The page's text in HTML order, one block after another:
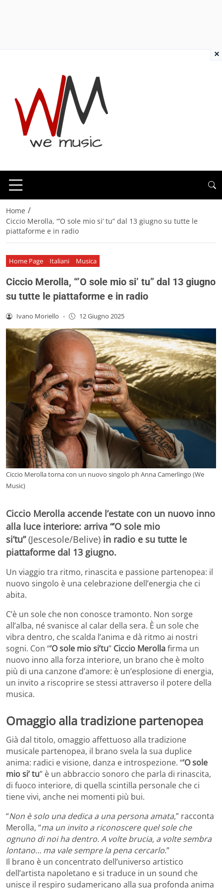
Home /
Ciccio Merolla, “’O sole mio si’ tu” dal 13 giugno su tutte le
piattaforme e in radio
Home Page Italiani Musica
Ciccio Merolla, “’O sole mio si’ tu” dal 13 giugno
su tutte le piattaforme e in radio
Ivano Moriello - 12 Giugno 2025
Ciccio Merolla torna con un nuovo singolo ph Anna Camerlingo (We
Music)
Ciccio Merolla accende l’estate con un nuovo inno
alla luce interiore: arriva “’O sole mio
si’tu”(Jescesole/Belive) in radio e su tutte le
piattaforme dal 13 giugno.
Un viaggio tra ritmo, rinascita e passione partenopea: il
nuovo singolo è una celebrazione dell’energia che ci
abita.
C’è un sole che non conosce tramonto. Non sorge
all’alba, né svanisce al calar della sera. È un sole che
vibra dentro, che scalda l’anima e dà ritmo ai nostri
sogni. Con “’O sole mio si’tu” Ciccio Merollafirma un
nuovo inno alla forza interiore, un brano che è molto
più di una canzone d’amore: è un’esplosione di energia,
un invito a riscoprire se stessi attraverso il potere della
musica.
Omaggio alla tradizione partenopea
Già dal titolo, omaggio affettuoso alla tradizione
musicale partenopea, il brano svela la sua duplice
anima: radici e visione, danza e introspezione. “’O sole
mio si’ tu” è un abbraccio sonoro che parla di rinascita,
di fuoco interiore, di quella scintilla personale che ci
tiene vivi, anche nei momenti più bui.
“Non è solo una dedica a una persona amata,” racconta
Merolla, “ma un invito a riconoscere quel sole che
ognuno di noi ha dentro. A volte brucia, a volte sembra
lontano… ma vale sempre la pena cercarlo.”
Il brano è un concentrato dell’universo artistico
dell’artista napoletano esi traduce in un sound che
unisce il respiro sudamericano alla sua profonda anima
×